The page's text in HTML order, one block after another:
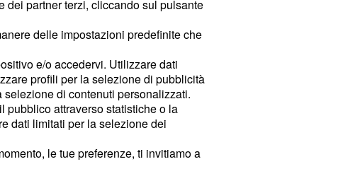
dei partner terzi, cliccando sul pulsante
delle impostazioni predefinite che
e/o accedervi. Utilizzare dati
profili per la selezione di pubblicità
di contenuti personalizzati.
pubblico attraverso statistiche o la
dati limitati per la selezione dei
le tue preferenze, ti invitiamo a